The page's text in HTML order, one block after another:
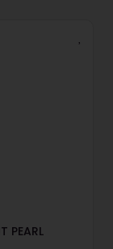
PEARL